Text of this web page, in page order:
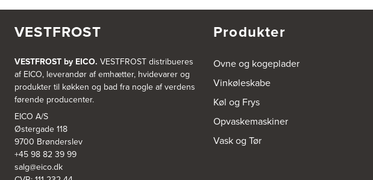
4700 Næstved
https://www.power.dk/butik/power-naestved/s-3822/
3830: Power Ishøj
Industridalen 11
2635 Ishøj
https://www.power.dk/butik/power-ishoj/s-3830/
3831: Power Rødovre
Rødovre Centrum 90
2610 Rødovre
https://www.power.dk/butik/power-roedovre/s-3831/
VESTFROST
VESTFROST by EICO. VESTFROST distribueres
af EICO, leverandør af emhætter, hvidevarer og
produkter til køkken og bad fra nogle af verdens
førende producenter.
EICO A/S
Østergade 118
9700 Brønderslev
+45 98 82 39 99
salg@eico.dk
Produkter
Ovne og kogeplader
Vinkøleskabe
Køl og Frys
Opvaskemaskiner
Vask og Tør